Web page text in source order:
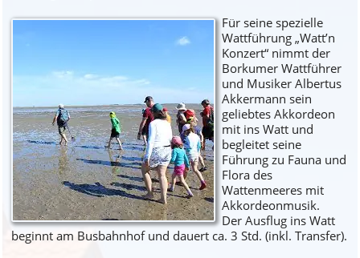
Für seine spezielle
Wattführung „Watt’n
Konzert“ nimmt der
Borkumer Wattführer
und Musiker Albertus
Akkermann sein
geliebtes Akkordeon
mit ins Watt und
begleitet seine
Führung zu Fauna und
Flora des
Wattenmeeres mit
Akkordeonmusik.
Der Ausflug ins Watt
beginnt am Busbahnhof und dauert ca. 3 Std. (inkl. Transfer).